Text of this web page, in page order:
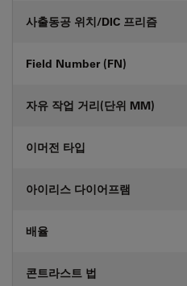
사출동공 위치/DIC 프리즘
Field Number (FN)
자유 작업 거리(단위 MM)
이머전 타입
아이리스 다이어프램
배율
콘트라스트 법